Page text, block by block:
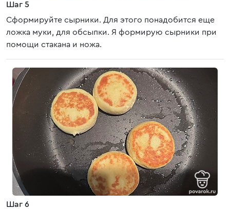
Шаг 5
Сформируйте сырники. Для этого понадобится еще
ложка муки, для обсыпки. Я формирую сырники при
помощи стакана и ножа.
Шаг 6